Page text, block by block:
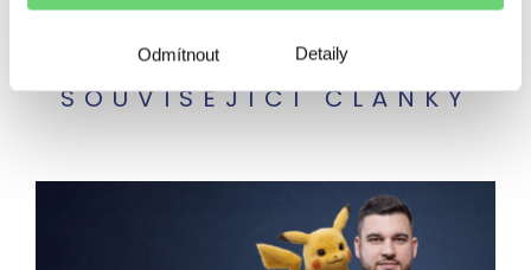
Detaily
Odmítnout
SOUVISEJÍCÍ ČLÁNKY